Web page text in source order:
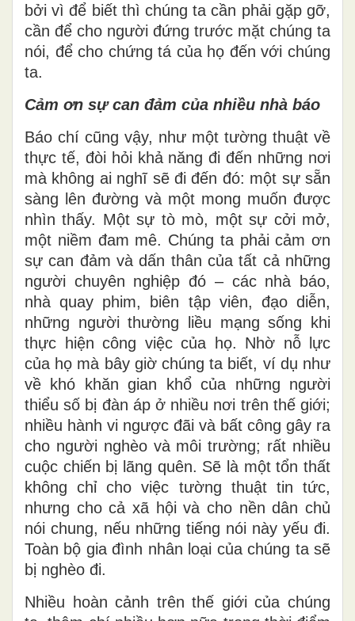
bởi vì để biết thì chúng ta cần phải gặp gỡ,
cần để cho người đứng trước mặt chúng ta
nói, để cho chứng tá của họ đến với chúng
ta.
Cảm ơn sự can đảm của nhiều nhà báo
Báo chí cũng vậy, như một tường thuật về
thực tế, đòi hỏi khả năng đi đến những nơi
mà không ai nghĩ sẽ đi đến đó: một sự sẵn
sàng lên đường và một mong muốn được
nhìn thấy. Một sự tò mò, một sự cởi mở,
một niềm đam mê. Chúng ta phải cảm ơn
sự can đảm và dấn thân của tất cả những
người chuyên nghiệp đó – các nhà báo,
nhà quay phim, biên tập viên, đạo diễn,
những người thường liều mạng sống khi
thực hiện công việc của họ. Nhờ nỗ lực
của họ mà bây giờ chúng ta biết, ví dụ như
về khó khăn gian khổ của những người
thiểu số bị đàn áp ở nhiều nơi trên thế giới;
nhiều hành vi ngược đãi và bất công gây ra
cho người nghèo và môi trường; rất nhiều
cuộc chiến bị lãng quên. Sẽ là một tổn thất
không chỉ cho việc tường thuật tin tức,
nhưng cho cả xã hội và cho nền dân chủ
nói chung, nếu những tiếng nói này yếu đi.
Toàn bộ gia đình nhân loại của chúng ta sẽ
bị nghèo đi.
Nhiều hoàn cảnh trên thế giới của chúng